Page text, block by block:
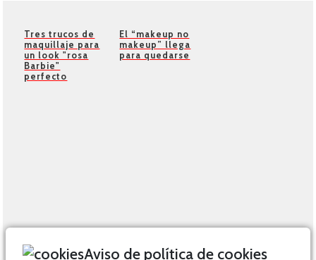
Tres trucos de
maquillaje para
un look "rosa
Barbie"
perfecto
El “makeup no
makeup” llega
para quedarse
Aviso de política de cookies